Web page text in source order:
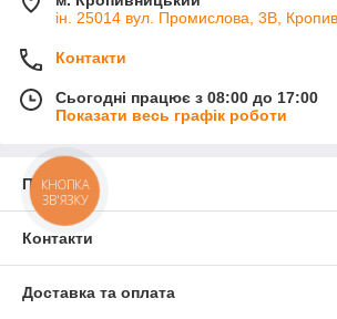
ін. 25014 вул. Промислова, 3В,
Контакти
Сьогодні працює з 08:00 до 17:00
Показати весь графік роботи
Про нас
Контакти
Доставка та оплата
КНОПКА
ЗВ'ЯЗКУ